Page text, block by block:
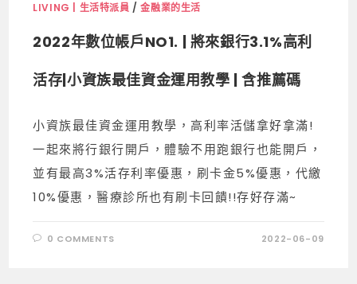
LIVING | 生活特派員 /金融業的生活
2022年數位帳戶NO1. | 將來銀行3.1%高利
活存|小資族最佳資金運用教學 | 含推薦碼
小資族最佳資金運用教學，高利率活儲拿好拿滿!
一起來將行銀行開戶，體驗不用跑銀行也能開戶，
並有最高3%活存利率優惠，刷卡金5%優惠，代繳
10%優惠，醫療診所也有刷卡回饋!!存好存滿~
0 COMMENTS 2022-06-09